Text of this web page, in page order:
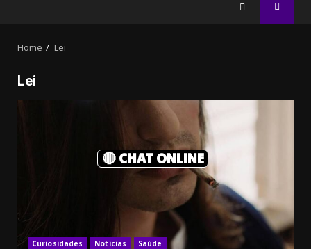
🔴 CHAT ONLINE
Home Lei
Lei
Curiosidades Notícias Saúde